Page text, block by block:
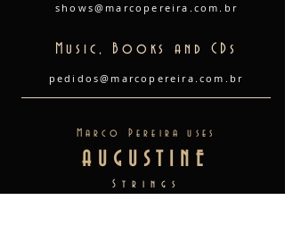
shows@marcopereira.com.br
Music, Books and CDs
pedidos@marcopereira.com.br
Marco Pereira uses
AUGUSTINE
Strings